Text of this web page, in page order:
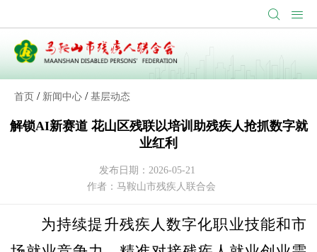
首页 / 新闻中心 / 基层动态
解锁AI新赛道 花山区残联以培训助残疾人抢抓数字就
业红利
发布日期：2026-05-21
作者：马鞍山市残疾人联合会
为持续提升残疾人数字化职业技能和市